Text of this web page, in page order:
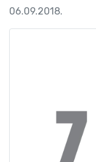
06.09.2018.